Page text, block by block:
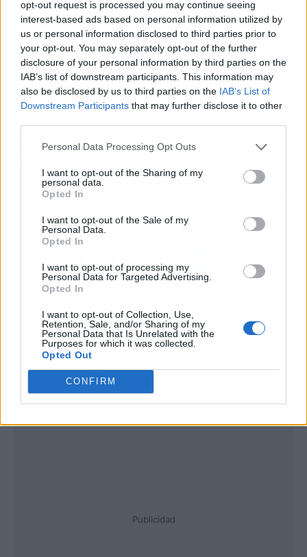
opt-out request is processed you may continue seeing
interest-based ads based on personal information utilized by
us or personal information disclosed to third parties prior to
your opt-out. You may separately opt-out of the further
disclosure of your personal information by third parties on the
IAB’s list of downstream participants. This information may
also be disclosed by us to third parties on the IAB’s List of
Downstream Participants that may further disclose it to other
Personal Data Processing Opt Outs
I want to opt-out of the Sharing of my
personal data.
Opted In
I want to opt-out of the Sale of my
Personal Data.
Opted In
I want to opt-out of processing my
Personal Data for Targeted Advertising.
Opted In
I want to opt-out of Collection, Use,
Retention, Sale, and/or Sharing of my
Personal Data that Is Unrelated with the
Purposes for which it was collected.
Opted Out
CONFIRM
🔥¿Cuál es el drama?Musoke habría desviado más de 2
millones de dólares durante años y huido a Uganda.
📲¿Por qué todo internet habla de esto?Porque la trama
mezcla dinero, fama y fugainternacionalcon doble
nacionalidad.
Barcelona vs Real
el título culé en juego en
el Clásico que decide
Caen Kiko Matamoros y
meses por lo que
Publicidad